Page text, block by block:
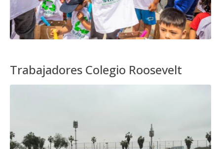
Trabajadores Colegio Roosevelt